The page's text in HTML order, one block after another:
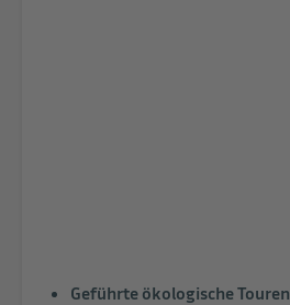
Geführte ökologische Touren